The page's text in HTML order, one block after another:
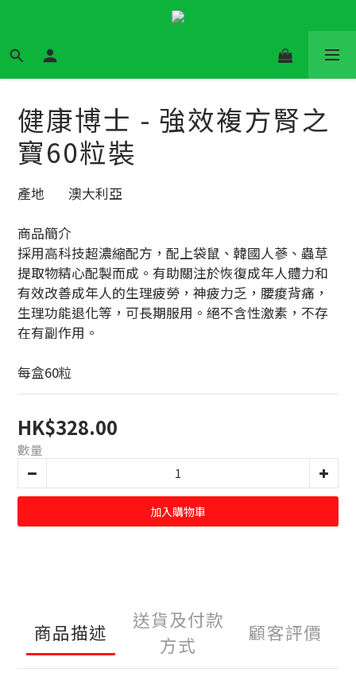
健康博士 - 強效複方腎之
寶60粒裝
產地	澳大利亞
採用高科技超濃縮配方，配上袋鼠、韓國人蔘、蟲草
提取物精心配製而成。有助關注於恢復成年人體力和
有效改善成年人的生理疲勞，神疲力乏，腰痠背痛，
生理功能退化等，可長期服用。絕不含性激素，不存
在有副作用。
每盒60粒
HK$328.00
數量
加入購物車
商品描述
送貨及付款
方式
顧客評價